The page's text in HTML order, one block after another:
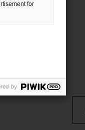
for
by